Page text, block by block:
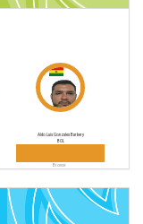
Aldo Luis Gonzales Barbery
BOL
Bronce